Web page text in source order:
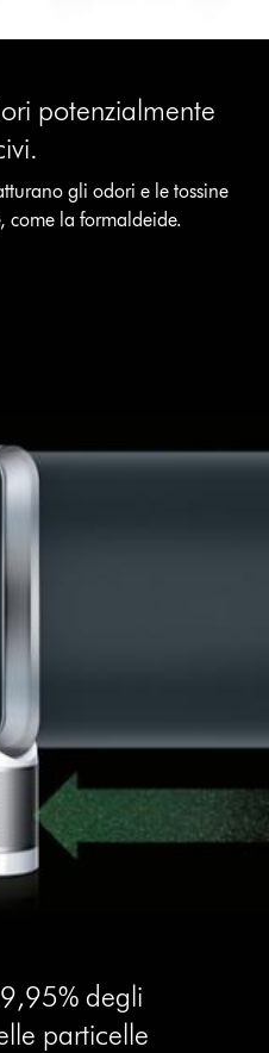
potenzialmente
gli odori e le tossine
come la formaldeide.
degli
particelle